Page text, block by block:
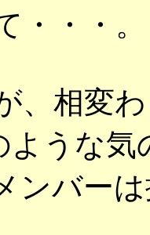
・・・。
、相変
ような気
ンバー